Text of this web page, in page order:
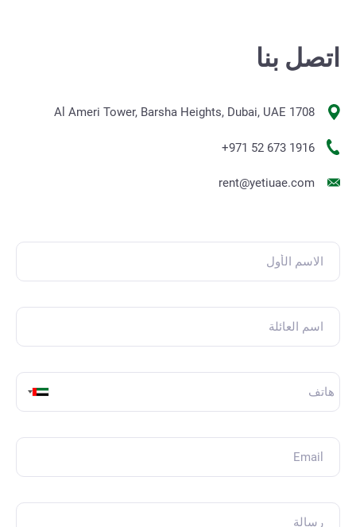
اتصل بنا
1708 Al Ameri Tower, Barsha Heights, Dubai, UAE
+971 52 673 1916
rent@yetiuae.com